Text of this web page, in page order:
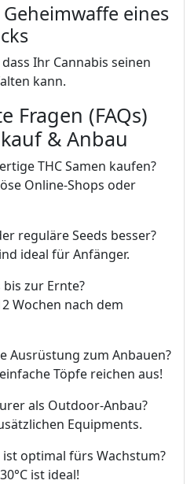
eines
Ihr Cannabis seinen
kann.
Fragen (FAQs)
& Anbau
THC Samen kaufen?
Online-Shops oder
reguläre Seeds besser?
ideal für Anfänger.
zur Ernte?
Wochen nach dem
Ausrüstung zum Anbauen?
Töpfe reichen aus!
als Outdoor-Anbau?
Equipments.
optimal fürs Wachstum?
ist ideal!